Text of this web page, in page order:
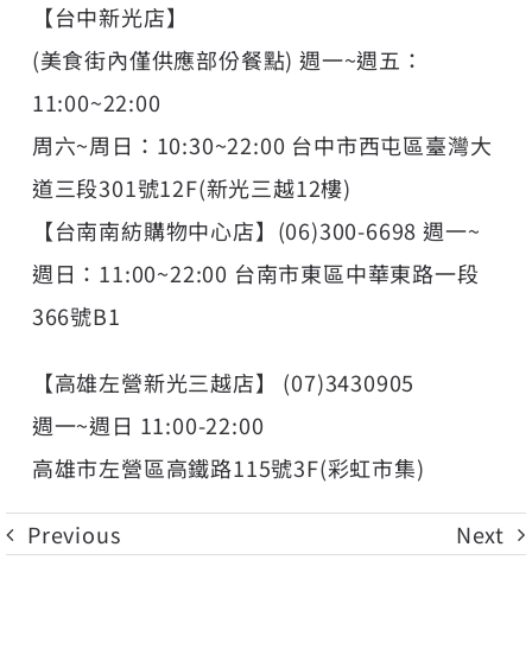
【台中新光店】
(美食街內僅供應部份餐點) 週一~週五：
11:00~22:00
周六~周日：10:30~22:00 台中市西屯區臺灣大
道三段301號12F(新光三越12樓)
【台南南紡購物中心店】(06)300-6698 週一~
週日：11:00~22:00 台南市東區中華東路一段
366號B1
【高雄左營新光三越店】 (07)3430905
週一~週日 11:00-22:00
高雄市左營區高鐵路115號3F(彩虹市集)
Previous Next